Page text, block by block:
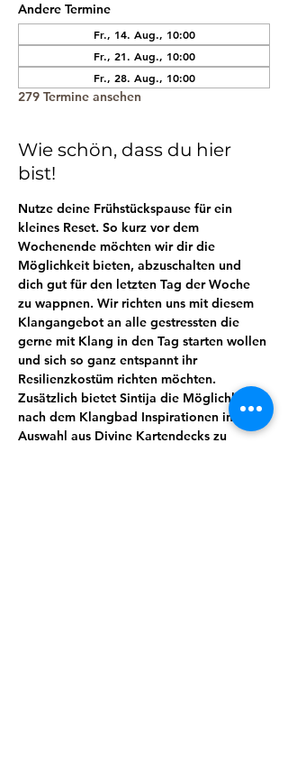
Andere Termine
Fr., 14. Aug., 10:00
Fr., 21. Aug., 10:00
Fr., 28. Aug., 10:00
279 Termine ansehen
Wie schön, dass du hier
bist!
Nutze deine Frühstückspause für ein
kleines Reset. So kurz vor dem
Wochenende möchten wir dir die
Möglichkeit bieten, abzuschalten und
dich gut für den letzten Tag der Woche
zu wappnen. Wir richten uns mit diesem
Klangangebot an alle gestressten die
gerne mit Klang in den Tag starten wollen
und sich so ganz entspannt ihr
Resilienzkostüm richten möchten.
Zusätzlich bietet Sintija die Möglichkeit
nach dem Klangbad Inspirationen in ihrer
Auswahl aus Divine Kartendecks zu